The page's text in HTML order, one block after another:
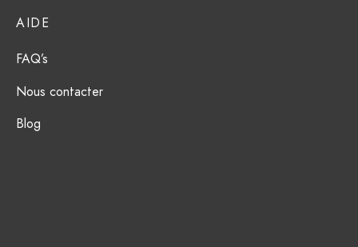
AIDE
FAQ’s
Nous contacter
Blog